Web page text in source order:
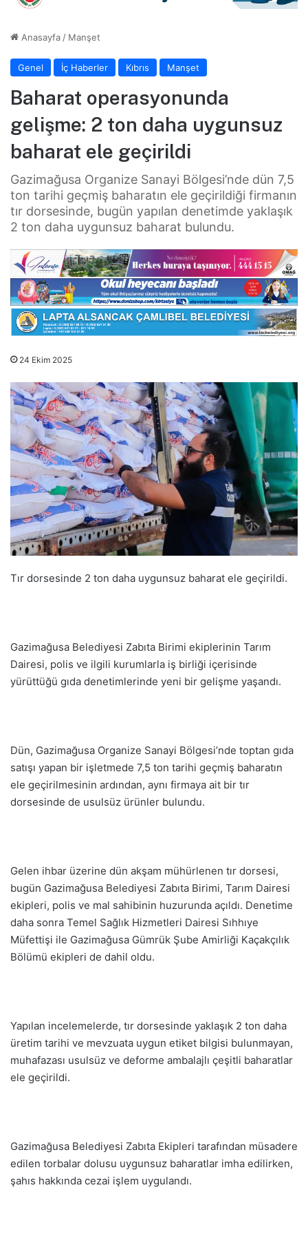
Anasayfa / Manşet
Genel İç Haberler Kıbrıs Manşet
Baharat operasyonunda
gelişme: 2 ton daha uygunsuz
baharat ele geçirildi
Gazimağusa Organize Sanayi Bölgesi’nde dün 7,5
ton tarihi geçmiş baharatın ele geçirildiği firmanın
tır dorsesinde, bugün yapılan denetimde yaklaşık
2 ton daha uygunsuz baharat bulundu.
24 Ekim 2025
Tır dorsesinde 2 ton daha uygunsuz baharat ele geçirildi.
Gazimağusa Belediyesi Zabıta Birimi ekiplerinin Tarım
Dairesi, polis ve ilgili kurumlarla iş birliği içerisinde
yürüttüğü gıda denetimlerinde yeni bir gelişme yaşandı.
Dün, Gazimağusa Organize Sanayi Bölgesi’nde toptan gıda
satışı yapan bir işletmede 7,5 ton tarihi geçmiş baharatın
ele geçirilmesinin ardından, aynı firmaya ait bir tır
dorsesinde de usulsüz ürünler bulundu.
Gelen ihbar üzerine dün akşam mühürlenen tır dorsesi,
bugün Gazimağusa Belediyesi Zabıta Birimi, Tarım Dairesi
ekipleri, polis ve mal sahibinin huzurunda açıldı. Denetime
daha sonra Temel Sağlık Hizmetleri Dairesi Sıhhıye
Müfettişi ile Gazimağusa Gümrük Şube Amirliği Kaçakçılık
Bölümü ekipleri de dahil oldu.
Yapılan incelemelerde, tır dorsesinde yaklaşık 2 ton daha
üretim tarihi ve mevzuata uygun etiket bilgisi bulunmayan,
muhafazası usulsüz ve deforme ambalajlı çeşitli baharatlar
ele geçirildi.
Gazimağusa Belediyesi Zabıta Ekipleri tarafından müsadere
edilen torbalar dolusu uygunsuz baharatlar imha edilirken,
şahıs hakkında cezai işlem uygulandı.